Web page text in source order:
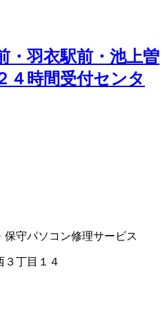
・羽衣駅前・池上曽
４時間受付センタ
保守パソコン修理サービス
３丁目１４